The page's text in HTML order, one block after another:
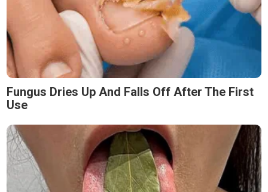
Fungus Dries Up And Falls Off After The First
Use